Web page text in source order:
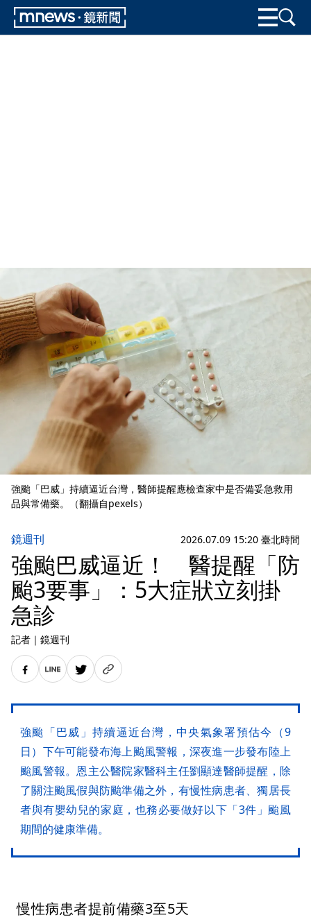
強颱「巴威」持續逼近台灣，醫師提醒應檢查家中是否備妥急救用
品與常備藥。（翻攝自pexels）
鏡週刊 2026.07.09 15:20 臺北時間
強颱巴威逼近！ 醫提醒「防
颱3要事」：5大症狀立刻掛
急診
記者 ｜ 鏡週刊
強颱「巴威」持續逼近台灣，中央氣象署預估今（9
日）下午可能發布海上颱風警報，深夜進一步發布陸上
颱風警報。恩主公醫院家醫科主任劉顯達醫師提醒，除
了關注颱風假與防颱準備之外，有慢性病患者、獨居長
者與有嬰幼兒的家庭，也務必要做好以下「3件」颱風
期間的健康準備。
慢性病患者提前備藥3至5天